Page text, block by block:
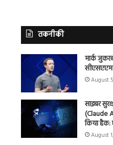
तकनीकी
मार्क
August
साइबर
(Claude
किया हैक:
August